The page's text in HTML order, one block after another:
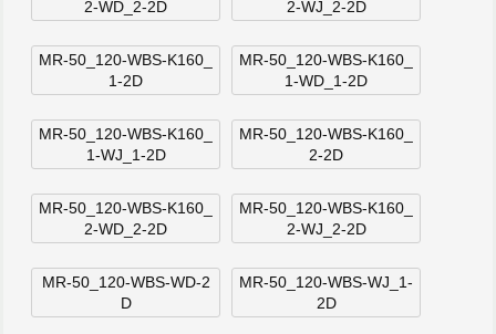
2-WD_2-2D 2-WJ_2-2D
MR-50_120-WBS-K160_
1-2D
MR-50_120-WBS-K160_
1-WD_1-2D
MR-50_120-WBS-K160_
1-WJ_1-2D
MR-50_120-WBS-K160_
2-2D
MR-50_120-WBS-K160_
2-WD_2-2D
MR-50_120-WBS-K160_
2-WJ_2-2D
MR-50_120-WBS-WD-2
D
MR-50_120-WBS-WJ_1-
2D